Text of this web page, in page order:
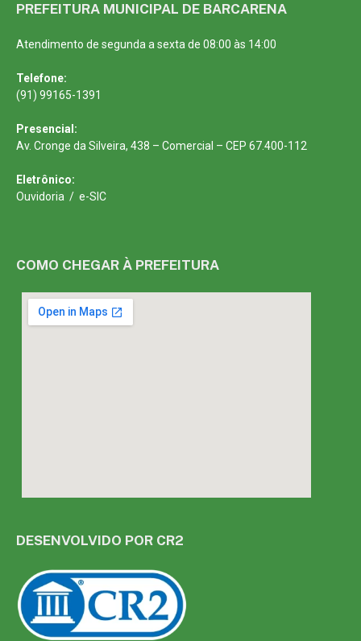
PREFEITURA MUNICIPAL DE BARCARENA
Atendimento de segunda a sexta de 08:00 às 14:00
Telefone:
(91) 99165-1391
Presencial:
Av. Cronge da Silveira, 438 – Comercial – CEP 67.400-112
Eletrônico:
Ouvidoria / e-SIC
COMO CHEGAR À PREFEITURA
DESENVOLVIDO POR CR2